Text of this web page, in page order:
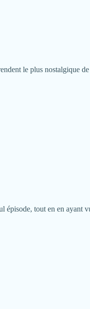
le plus nostalgique
épisode, tout en en ayant